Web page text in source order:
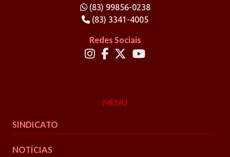
(83) 99856-0238
(83) 3341-4005
Redes Sociais
MENU
SINDICATO
NOTÍCIAS